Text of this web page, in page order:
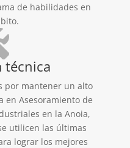
de habilidades en
técnica
por mantener un alto
en Asesoramiento de
en la Anoia,
utilicen las últimas
lograr los mejores